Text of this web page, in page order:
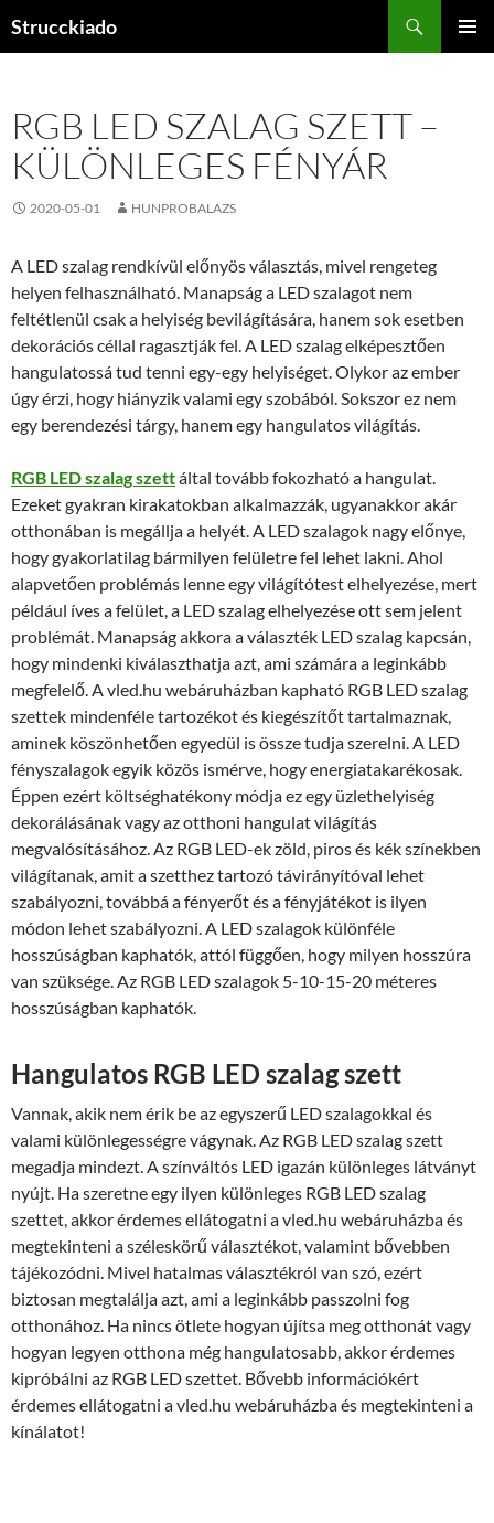
Strucckiado
RGB LED SZALAG SZETT –
KÜLÖNLEGES FÉNYÁR
2020-05-01 HUNPROBALAZS
A LED szalag rendkívül előnyös választás, mivel rengeteg
helyen felhasználható. Manapság a LED szalagot nem
feltétlenül csak a helyiség bevilágítására, hanem sok esetben
dekorációs céllal ragasztják fel. A LED szalag elképesztően
hangulatossá tud tenni egy-egy helyiséget. Olykor az ember
úgy érzi, hogy hiányzik valami egy szobából. Sokszor ez nem
egy berendezési tárgy, hanem egy hangulatos világítás.
RGB LED szalag szettáltal tovább fokozható a hangulat.
Ezeket gyakran kirakatokban alkalmazzák, ugyanakkor akár
otthonában is megállja a helyét. A LED szalagok nagy előnye,
hogy gyakorlatilag bármilyen felületre fel lehet lakni. Ahol
alapvetően problémás lenne egy világítótest elhelyezése, mert
például íves a felület, a LED szalag elhelyezése ott sem jelent
problémát. Manapság akkora a választék LED szalag kapcsán,
hogy mindenki kiválaszthatja azt, ami számára a leginkább
megfelelő. A vled.hu webáruházban kapható RGB LED szalag
szettek mindenféletartozékot és kiegészítőt tartalmaznak,
aminek köszönhetően egyedül is össze tudja szerelni. A LED
fényszalagok egyik közös ismérve, hogy energiatakarékosak.
Éppen ezért költséghatékony módja ez egy üzlethelyiség
dekorálásának vagy az otthoni hangulat világítás
megvalósításához. Az RGB LED-ek zöld, piros és kék színekben
világítanak, amit a szetthez tartozó távirányítóval lehet
szabályozni, továbbá a fényerőt és a fényjátékot is ilyen
módon lehet szabályozni. A LED szalagok különféle
hosszúságban kaphatók, attól függően, hogy milyen hosszúra
van szüksége. Az RGB LED szalagok 5-10-15-20 méteres
hosszúságban kaphatók.
Hangulatos RGB LED szalag szett
Vannak, akik nem érik be az egyszerű LED szalagokkal és
valami különlegességre vágynak. Az RGB LED szalag szett
megadja mindezt. A színváltós LED igazán különleges látványt
nyújt. Ha szeretne egy ilyen különleges RGB LED szalag
szettet, akkor érdemes ellátogatni a vled.hu webáruházba és
megtekinteni a széleskörű választékot, valamint bővebben
tájékozódni. Mivel hatalmas választékról van szó, ezért
biztosan megtalálja azt, ami a leginkább passzolni fog
otthonához. Ha nincs ötlete hogyan újítsa meg otthonát vagy
hogyan legyen otthona még hangulatosabb, akkor érdemes
kipróbálni az RGB LED szettet. Bővebb információkért
érdemes ellátogatni a vled.hu webáruházba és megtekinteni a
kínálatot!